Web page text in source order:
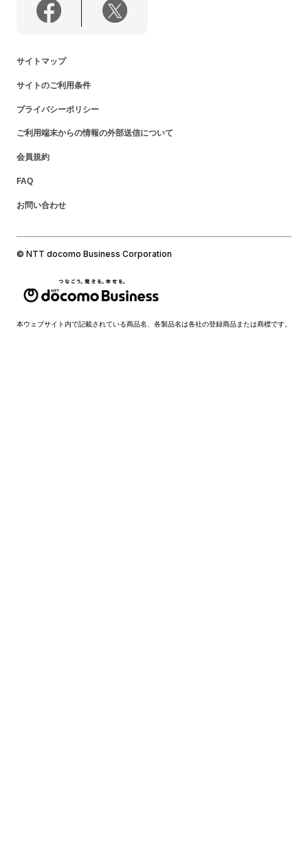
サイトマップ
サイトのご利用条件
プライバシーポリシー
ご利用端末からの情報の外部送信について
会員規約
FAQ
お問い合わせ
© NTT docomo Business Corporation
本ウェブサイト内で記載されている商品名、各製品名は各社の登録商品または商標です。